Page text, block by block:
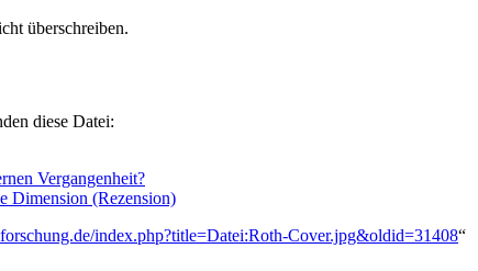
überschreiben.
diese Datei:
Vergangenheit?
Dimension (Rezension)
index.php?title=Datei:Roth-Cover.jpg&oldid=31408“